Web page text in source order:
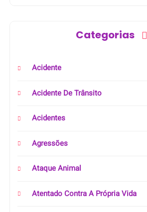
Categorias
Acidente
Acidente De Trânsito
Acidentes
Agressões
Ataque Animal
Atentado Contra A Própria Vida